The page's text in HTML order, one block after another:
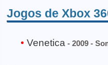
Jogos de Xbox
Venetica - 2009 -